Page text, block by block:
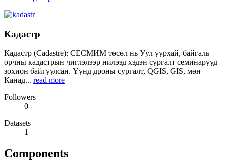
Кадастр
Кадастр (Cadastre): СЕСМИМ төсөл нь Уул уурхай, байгаль
орчны кадастрын чиглэлээр нилээд хэдэн сургалт семинарууд
зохион байгуулсан. Үүнд дроны сургалт, QGIS, GIS, мөн
Канад... read more
Followers
0
Datasets
1
Components